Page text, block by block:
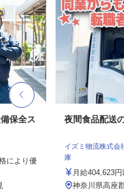
保全ス
により優
夜間食品配送
イズミ物流株式
庫
月給404,623円
神奈川県高座